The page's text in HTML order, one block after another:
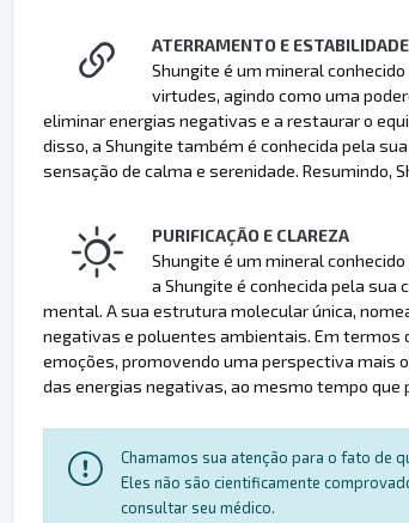
ATERRAMENTO E ESTABILIDADE
Shungite é um mineral
virtudes, agindo como uma
eliminar energias negativas e a restaurar o
disso, a Shungite também é conhecida pela
sensação de calma e serenidade. Resumindo,
PURIFICAÇÃO E CLAREZA
Shungite é um mineral
a Shungite é conhecida pela sua
mental. A sua estrutura molecular única,
negativas e poluentes ambientais. Em termos
emoções, promovendo uma perspectiva mais
das energias negativas, ao mesmo tempo que
Chamamos sua atenção para o fato de
Eles não são cientificamente
consultar seu médico.